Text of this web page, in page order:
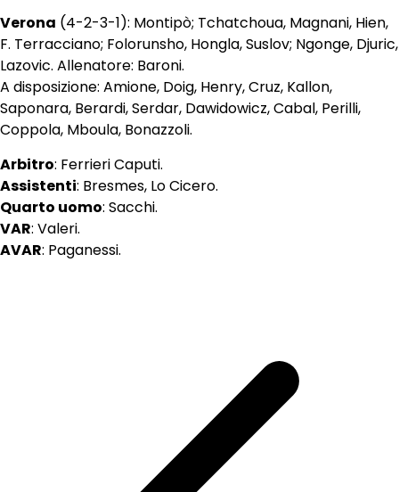
Verona (4-2-3-1): Montipò; Tchatchoua, Magnani, Hien,
F. Terracciano; Folorunsho, Hongla, Suslov; Ngonge, Djuric,
Lazovic. Allenatore: Baroni.
A disposizione: Amione, Doig, Henry, Cruz, Kallon,
Saponara, Berardi, Serdar, Dawidowicz, Cabal, Perilli,
Coppola, Mboula, Bonazzoli.
Arbitro: Ferrieri Caputi.
Assistenti: Bresmes, Lo Cicero.
Quarto uomo: Sacchi.
VAR: Valeri.
AVAR: Paganessi.